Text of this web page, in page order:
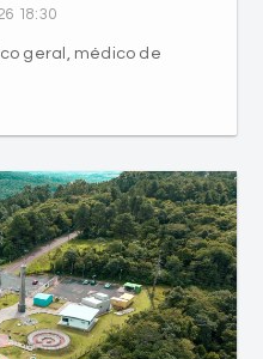
18:30
geral, médico de